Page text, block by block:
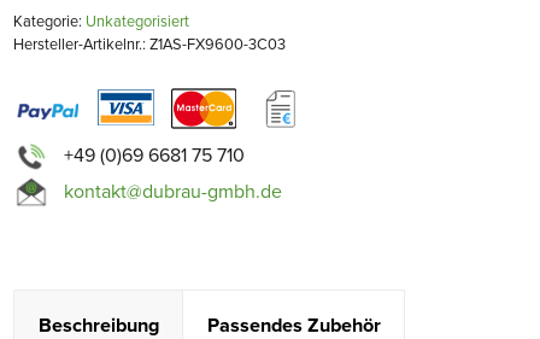
Kategorie: Unkategorisiert
Hersteller-Artikelnr.: Z1AS-FX9600-3C03
+49 (0)69 6681 75 710
kontakt@dubrau-gmbh.de
Beschreibung Passendes Zubehör